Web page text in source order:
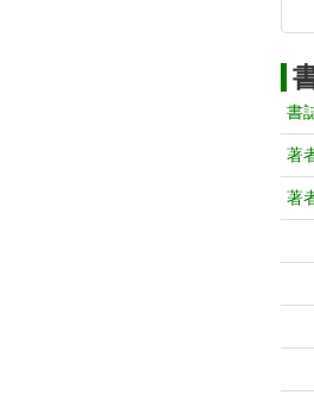
書
著
著